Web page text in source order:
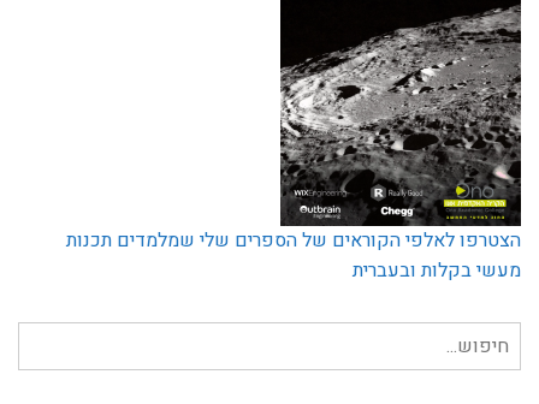
הצטרפו לאלפי הקוראים של הספרים שלי שמלמדים תכנות
מעשי בקלות ובעברית
חיפוש
עבור: